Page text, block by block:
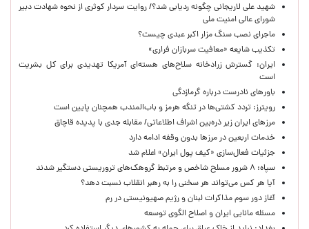
شهید علی لاریجانی چگونه ردیابی شد؟/ روایت سردار کوثری از نحوه شهادت دبیر
شورای عالی امنیت ملی
ماجرای نصب سنگ مزار اکبر عبدی چیست؟
تکذیب شایعه «معافیت سربازان فراری»
ایران: گسترش زرادخانه سلاح‌های هسته‌ای آمریکا تهدیدی برای کل بشریت
است
باورهای نادرست درباره گرمازدگی
رویترز: تردد کشتی‌ها در تنگه هرمز و باب‌المندب همچنان پایین است
مرزهای ایران زیر ذره‌بین اشراف اطلاعاتی/ مقابله جدی با پدیده قاچاق
خدمات اربعین در مرزها بدون وقفه ادامه دارد
جزئیات فعال‌سازی «کیف پول ایران» اعلام شد
سپاه: ۸ شرور مسلح شاخص و مرتبط گروهک‌های تروریستی دستگیر شدند
آیا هر کس می‌تواند هر سخنی را به رهبر انقلاب نسبت دهد؟
آغاز دور سوم مذاکرات لبنان و رژیم صهیونیستی در رم
مسئله مانایی ایران و اصلاح الگوی توسعه